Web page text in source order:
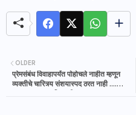
OLDER
प्रेमसंबंध विवाहापर्यंत पोहोचले नाहीत म्हणून
व्यक्तीचे चारित्र्य संशयास्पद ठरत नाही ....